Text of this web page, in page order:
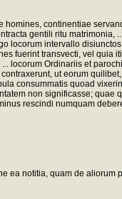
continentiae
gentili ritu matrimonia,
locorum intervallo
fuerint transvecti, vel quia
locorum Ordinariis et
ut eorum
consummatis quoad
non significasse;
rescindi numquam
ea notitia, quam de